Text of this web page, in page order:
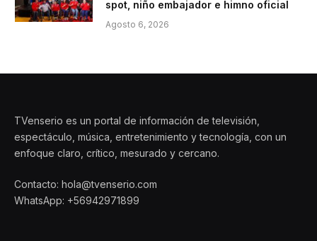
spot, niño embajador e himno oficial
Agosto 6, 2026
TVenserio es un portal de información de televisión,
espectáculo, música, entretenimiento y tecnología, con un
enfoque claro, crítico, mesurado y cercano.
Contacto: hola@tvenserio.com
WhatsApp: +56942971899